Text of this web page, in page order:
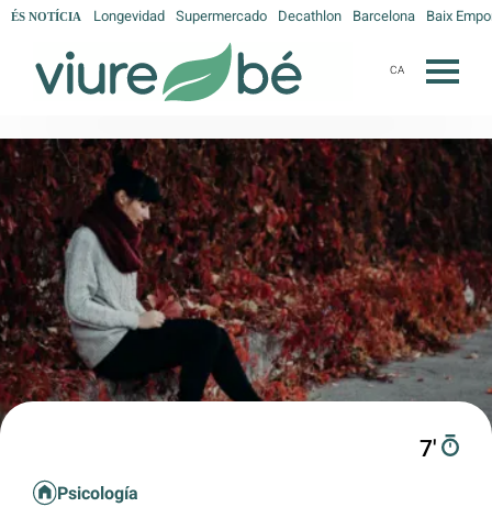
ÉS NOTÍCIA Longevidad Supermercado Decathlon Barcelona Baix
CA
7′
Psicología